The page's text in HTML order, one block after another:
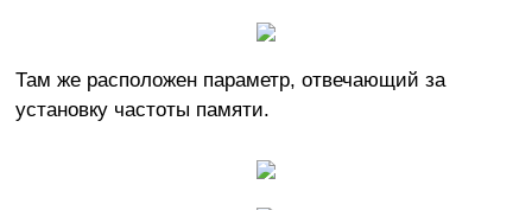
Там же расположен параметр, отвечающий за
установку частоты памяти.